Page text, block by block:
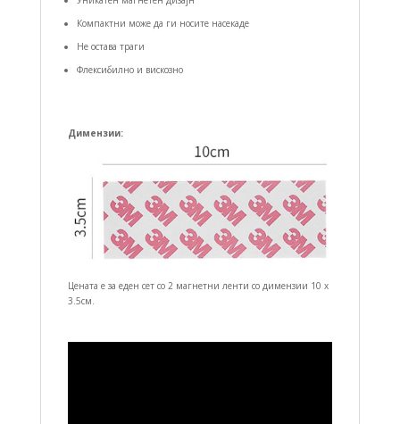
Компактни може да ги носите насекаде
Не остава траги
Флексибилно и вискозно
Димензии:
Цената е за еден сет со 2 магнетни ленти со димензии 10 x
3.5см.